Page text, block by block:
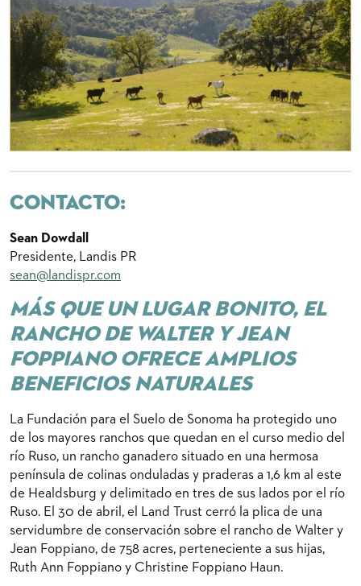
CONTACTO:
Sean Dowdall
Presidente, Landis PR
sean@landispr.com
Más que un lugar bonito, el
rancho de Walter y Jean
Foppiano ofrece amplios
beneficios naturales
La Fundación para el Suelo de Sonoma ha protegido uno
de los mayores ranchos que quedan en el curso medio del
río Ruso, un rancho ganadero situado en una hermosa
península de colinas onduladas y praderas a 1,6 km al este
de Healdsburg y delimitado en tres de sus lados por el río
Ruso. El 30 de abril, el Land Trust cerró la plica de una
servidumbre de conservación sobre el rancho de Walter y
Jean Foppiano, de 758 acres, perteneciente a sus hijas,
Ruth Ann Foppiano y Christine Foppiano Haun.